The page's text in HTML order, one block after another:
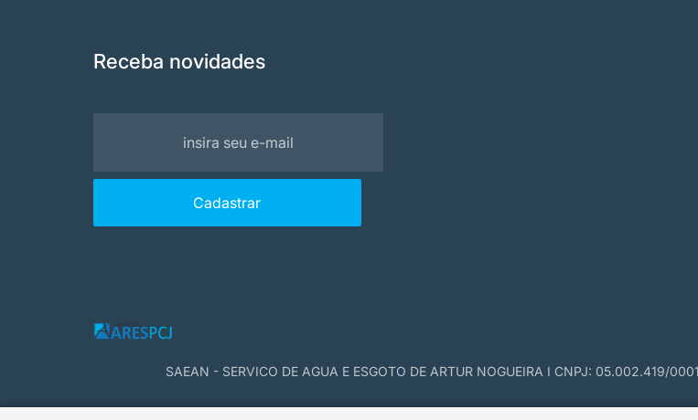
Receba novidades
SAEAN - SERVICO DE AGUA E ESGOTO DE ARTUR NOGUEIRA I CNPJ: 05.002.419/